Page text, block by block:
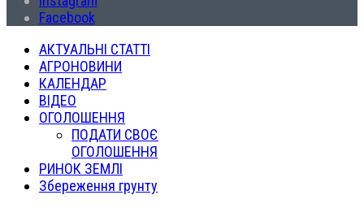
Facebook
АКТУАЛЬНІ СТАТТІ
АГРОНОВИНИ
КАЛЕНДАР
ВІДЕО
ОГОЛОШЕННЯ
ПОДАТИ СВОЄ
ОГОЛОШЕННЯ
РИНОК ЗЕМЛІ
Збереження грунту